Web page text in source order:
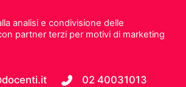
analisi e condivisione delle
partner terzi per motivi di marketing
02 40031013